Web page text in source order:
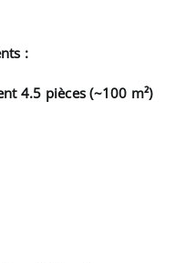
:
4.5 pièces (~100 m²)